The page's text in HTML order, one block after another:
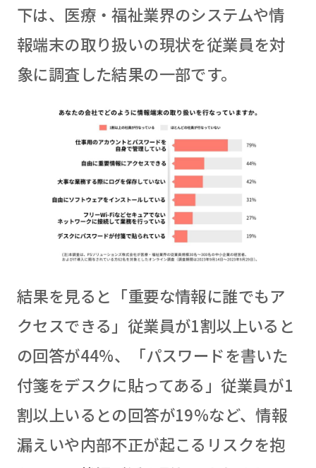
下は、医療・福祉業界のシステムや情
報端末の取り扱いの現状を従業員を対
象に調査した結果の一部です。
結果を見ると「重要な情報に誰でもア
クセスできる」従業員が1割以上いると
の回答が44%、「パスワードを書いた
付箋をデスクに貼ってある」従業員が1
割以上いるとの回答が19%など、情報
漏えいや内部不正が起こるリスクを抱